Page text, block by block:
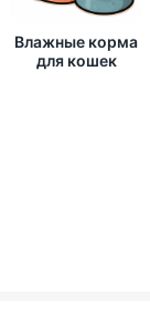
Влажные корма
для кошек